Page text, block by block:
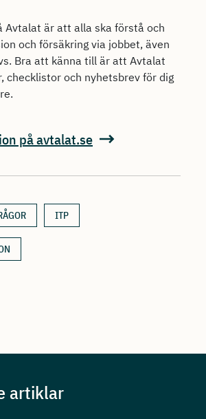
Avtalat är att alla ska förstå och
och försäkring via jobbet, även
Bra att känna till är att Avtalat
checklistor och nyhetsbrev för dig
på avtalat.se
ITP
artiklar